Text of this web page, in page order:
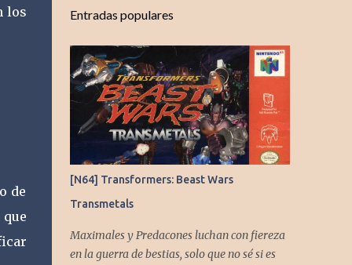
los
de
Entradas populares
[N64] Transformers: Beast Wars
Transmetals
Maximales y Predacones luchan con fiereza
en la guerra de bestias, solo que no sé si es